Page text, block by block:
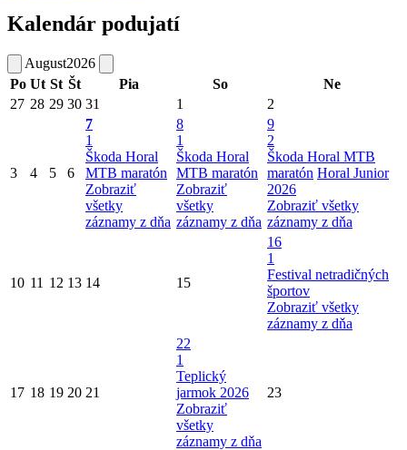
Kalendár podujatí
August2026
Po Ut St Št Pia So
Ne
27 28 29 30 31 1 2
3 4 5 6
7
1
Škoda Horal
MTB maratón
Zobraziť
všetky
záznamy z dňa
8
1
Škoda Horal
MTB maratón
Zobraziť
všetky
záznamy z dňa
9
2
Škoda Horal MTB
maratón Horal Junior
2026
Zobraziť všetky
záznamy z dňa
10 11 12 13 14 15
16
1
Festival netradičných
športov
Zobraziť všetky
záznamy z dňa
17 18 19 20 21
22
1
Teplický
jarmok 2026
Zobraziť
všetky
záznamy z dňa
23